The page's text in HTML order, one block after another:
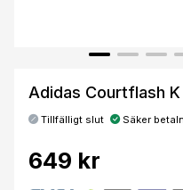
Adidas Courtflash
Tillfälligt slut Säker
649 kr